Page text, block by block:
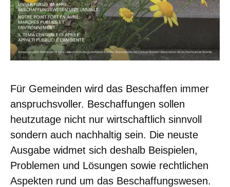
Für Gemeinden wird das Beschaffen immer
anspruchsvoller. Beschaffungen sollen
heutzutage nicht nur wirtschaftlich sinnvoll
sondern auch nachhaltig sein. Die neuste
Ausgabe widmet sich deshalb Beispielen,
Problemen und Lösungen sowie rechtlichen
Aspekten rund um das Beschaffungswesen.